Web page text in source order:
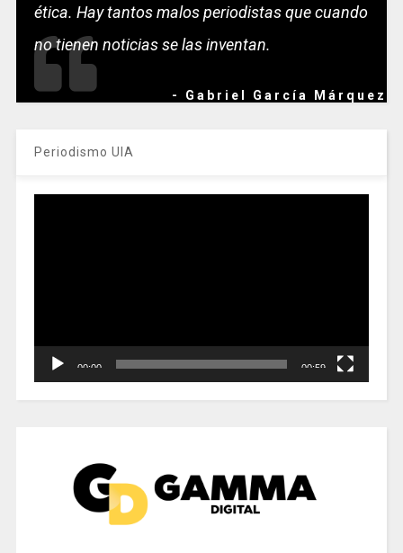
ética. Hay tantos malos periodistas que cuando
no tienen noticias se las inventan.
- Gabriel García Márquez
Periodismo UIA
00:00 00:59